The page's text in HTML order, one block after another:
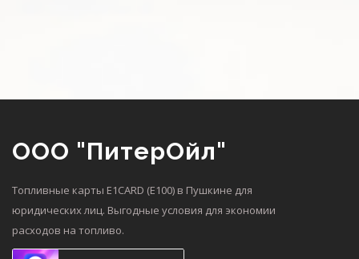
ООО "ПитерОйл"
Топливные карты E1CARD (Е100) в Пушкине для
юридических лиц. Выгодные условия для экономии
расходов на топливо.